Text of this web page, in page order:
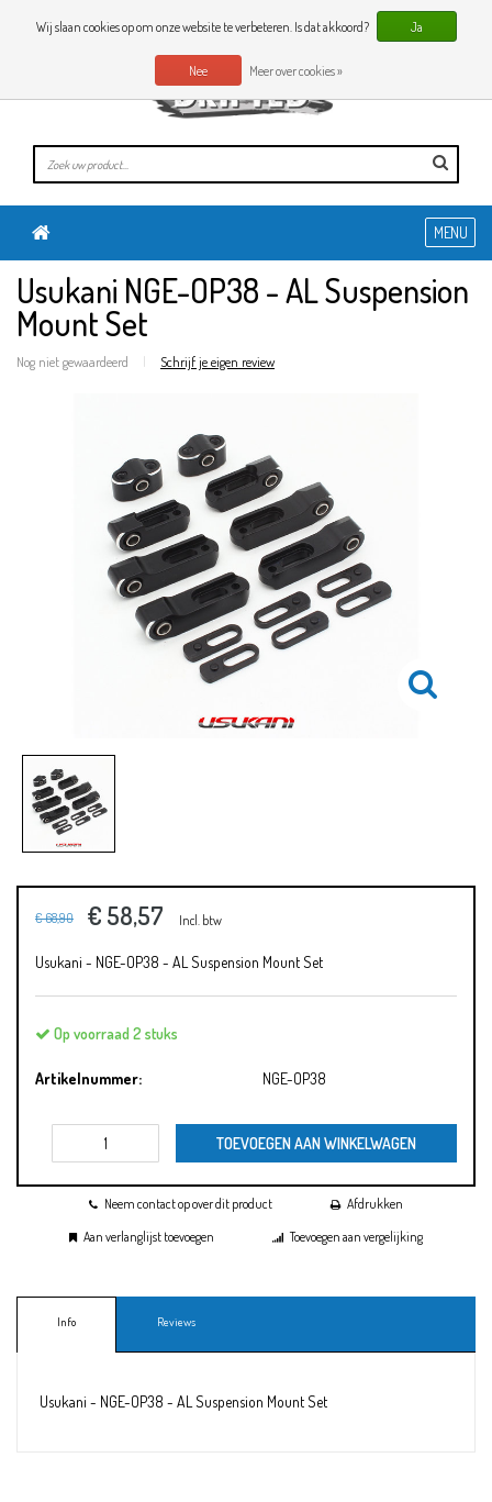
0 Artikelen
NL
MENU
Usukani NGE-OP38 - AL Suspension
Mount Set
Nog niet gewaardeerd | Schrijf je eigen review
€ 68,90 € 58,57 Incl. btw
Usukani - NGE-OP38 - AL Suspension Mount Set
Op voorraad 2 stuks
Artikelnummer: NGE-OP38
TOEVOEGEN AAN WINKELWAGEN
Neem contact op over dit product
Afdrukken
Aan verlanglijst toevoegen
Toevoegen aan vergelijking
Info Reviews
Usukani - NGE-OP38 - AL Suspension Mount Set
Wij slaan cookies op om onze website te verbeteren. Is dat akkoord? Ja
Nee Meer over cookies »